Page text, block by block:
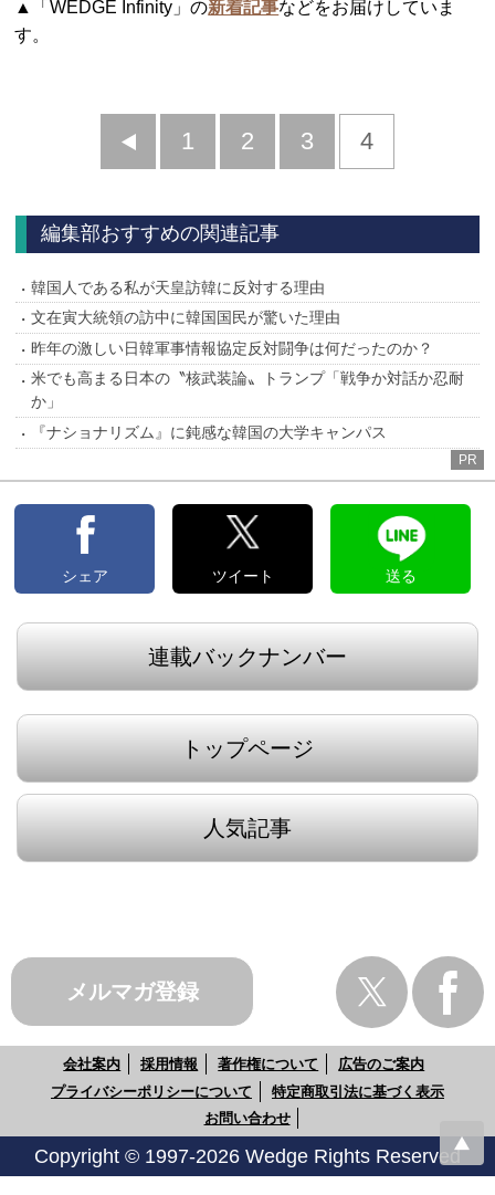
▲「WEDGE Infinity」の新着記事などをお届けしていま
す。
前
1 2 3 4
編集部おすすめの関連記事
韓国人である私が天皇訪韓に反対する理由
文在寅大統領の訪中に韓国国民が驚いた理由
昨年の激しい日韓軍事情報協定反対闘争は何だったのか？
米でも高まる日本の〝核武装論〟トランプ「戦争か対話か忍耐
か」
『ナショナリズム』に鈍感な韓国の大学キャンパス
PR
シェア ツイート 送る
連載バックナンバー
トップページ
人気記事
メルマガ登録
会社案内 採用情報 著作権について
広告のご案内
プライバシーポリシーについて
特定商取引法に基づく表示
お問い合わせ
Copyright © 1997-2026 Wedge Rights Reserved